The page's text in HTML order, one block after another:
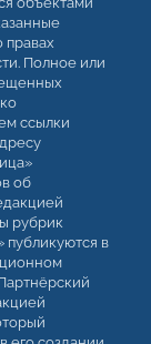
правах
Полное или
ссылки
об
рубрик
публикуются в